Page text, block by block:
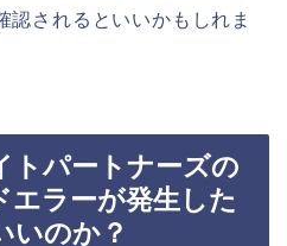
されるといいかもしれま
トパートナーズの
エラーが発生した
いのか？